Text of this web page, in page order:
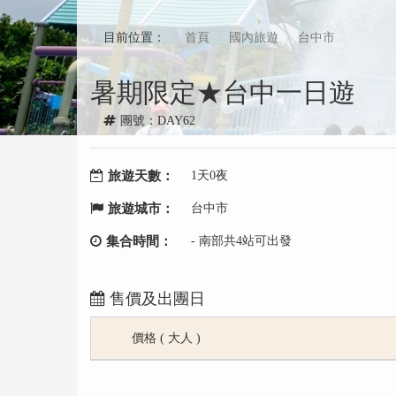
目前位置： 首頁 國內旅遊 台中市
暑期限定★台中一日遊
團號：DAY62
旅遊天數： 1天0夜
旅遊城市： 台中市
集合時間： - 南部共4站可出發
售價及出團日
價格 ( 大人 )